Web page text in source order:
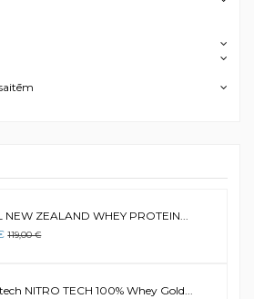
NEW ZEALAND WHEY PROTEIN...
119,00 €
NITRO TECH 100% Whey Gold...